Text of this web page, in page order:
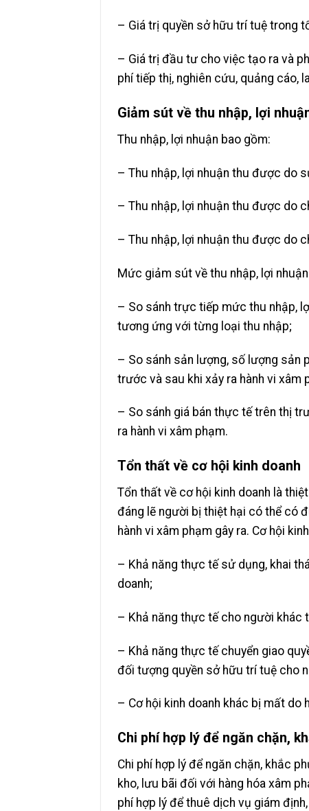
– Giá trị quyền sở hữu trí tuệ trong
– Giá trị đầu tư cho việc tạo ra và
phí tiếp thị, nghiên cứu, quảng cáo,
Giảm sút về thu nhập, lợi
Thu nhập, lợi nhuận bao gồm:
– Thu nhập, lợi nhuận thu được do
– Thu nhập, lợi nhuận thu được do
– Thu nhập, lợi nhuận thu được do
Mức giảm sút về thu nhập, lợi
– So sánh trực tiếp mức thu nhập,
tương ứng với từng loại thu nhập;
– So sánh sản lượng, số lượng sản
trước và sau khi xảy ra hành vi xâm
– So sánh giá bán thực tế trên thị
ra hành vi xâm phạm.
Tổn thất về cơ hội kinh doanh
Tổn thất về cơ hội kinh doanh là
đáng lẽ người bị thiệt hại có thể có
hành vi xâm phạm gây ra. Cơ hội
– Khả năng thực tế sử dụng, khai
doanh;
– Khả năng thực tế cho người khác
– Khả năng thực tế chuyển giao
đối tượng quyền sở hữu trí tuệ cho
– Cơ hội kinh doanh khác bị mất do
Chi phí hợp lý để ngăn chặn,
Chi phí hợp lý để ngăn chặn, khắc
kho, lưu bãi đối với hàng hóa xâm
phí hợp lý để thuê dịch vụ giám